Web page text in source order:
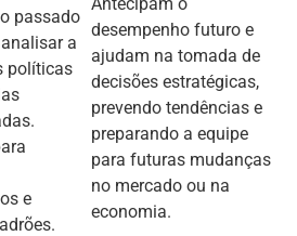
passado
a
políticas
e
desempenho futuro e
ajudam na tomada de
decisões estratégicas,
prevendo tendências e
preparando a equipe
para futuras mudanças
no mercado ou na
economia.